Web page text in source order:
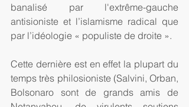
banalisé par l'extrême-gauche
antisioniste et l’islamisme radical que
par l’idéologie « populiste de droite ».
Cette dernière est en effet la plupart du
temps très philosioniste (Salvini, Orban,
Bolsonaro sont de grands amis de